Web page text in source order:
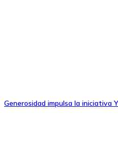
Generosidad impulsa la iniciativa